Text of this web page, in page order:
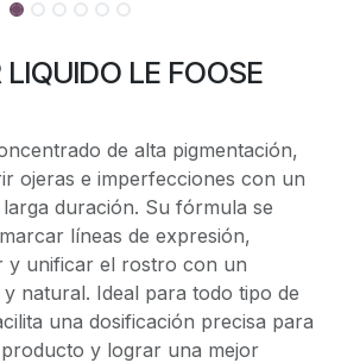
LE FOOSE
de alta pigmentación,
ojeras e imperfecciones con un
duración. Su fórmula se
líneas de expresión,
y unificar el rostro con un
natural. Ideal para todo tipo de
una dosificación precisa para
y lograr una mejor